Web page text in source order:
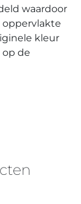
waardoor
oppervlakte
kleur
de
uurwerk aantal